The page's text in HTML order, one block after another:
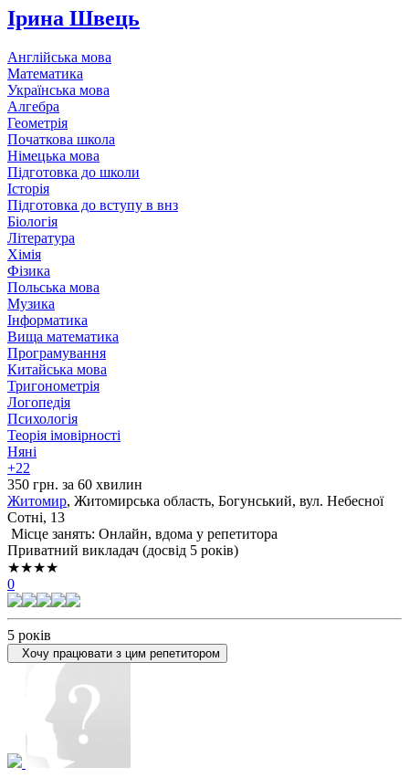
Ірина Швець
Англійська мова
Математика
Українська мова
Алгебра
Геометрія
Початкова школа
Німецька мова
Підготовка до школи
Історія
Підготовка до вступу в внз
Біологія
Література
Хімія
Фізика
Польська мова
Музика
Інформатика
Вища математика
Програмування
Китайська мова
Тригонометрія
Логопедія
Психологія
Теорія імовірності
Няні
+22
350 грн. за 60 хвилин
Житомир, Житомирська область, Богунський, вул. Небесної
Сотні, 13
Місце занять: Онлайн, вдома у репетитора
Приватний викладач (досвід 5 років)
★★★★
0
5 років
Хочу працювати з цим репетитором